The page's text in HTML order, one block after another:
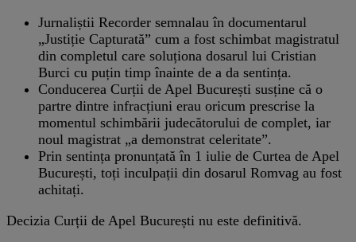
Jurnaliștii Recorder semnalau în documentarul
„Justiție Capturată” cum a fost schimbat magistratul
din completul care soluționa dosarul lui Cristian
Burci cu puțin timp înainte de a da sentința.
Conducerea Curții de Apel București susține că o
partre dintre infracțiuni erau oricum prescrise la
momentul schimbării judecătorului de complet, iar
noul magistrat „a demonstrat celeritate”.
Prin sentința pronunțată în 1 iulie de Curtea de Apel
București, toți inculpații din dosarul Romvag au fost
achitați.
Decizia Curții de Apel București nu este definitivă.